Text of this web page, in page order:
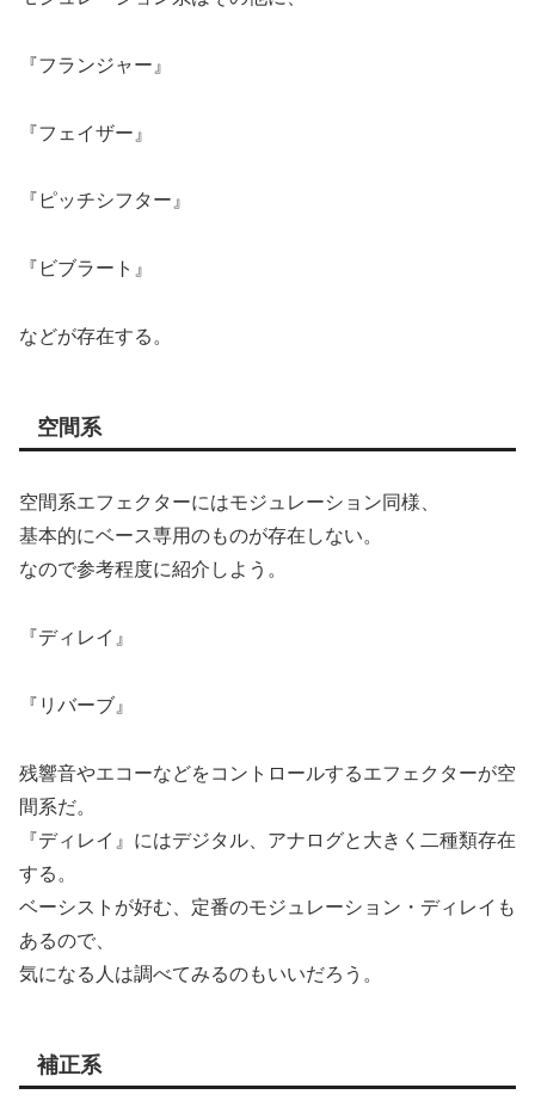
『フランジャー』
『フェイザー』
『ピッチシフター』
『ビブラート』
などが存在する。
空間系
空間系エフェクターにはモジュレーション同様、
基本的にベース専用のものが存在しない。
なので参考程度に紹介しよう。
『ディレイ』
『リバーブ』
残響音やエコーなどをコントロールするエフェクターが空
間系だ。
『ディレイ』にはデジタル、アナログと大きく二種類存在
する。
ベーシストが好む、定番のモジュレーション・ディレイも
あるので、
気になる人は調べてみるのもいいだろう。
補正系